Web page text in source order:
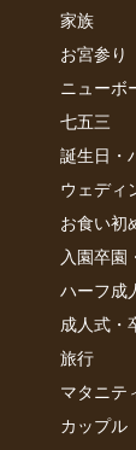
家族
お宮参り
ニューボ
七五三
誕生日・
ウェディ
お食い初
入園卒園
ハーフ成
成人式・
旅行
マタニテ
カップル